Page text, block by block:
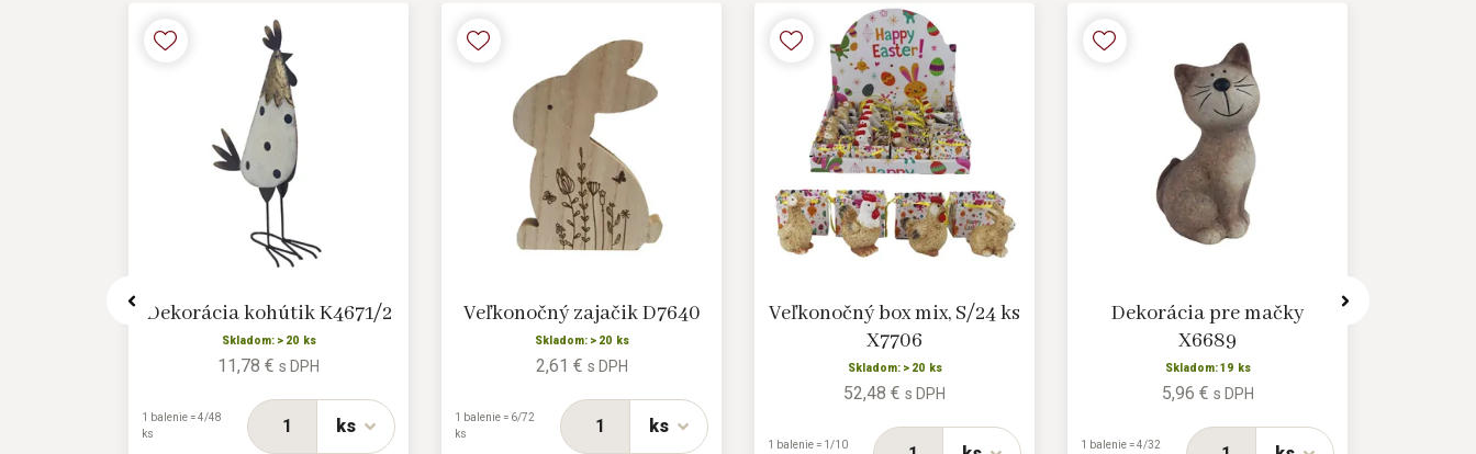
Dekorácia kohútik K4671/2
Skladom: > 20 ks
11,78 € s DPH
ks
1 balenie = 4/48
ks
Veľkonočný zajačik D7640
Skladom: > 20 ks
2,61 € s DPH
ks
1 balenie = 6/72
ks
Veľkonočný box mix, S/24 ks
X7706
Skladom: > 20 ks
52,48 € s DPH
1 balenie = 1/10
Dekorácia pre mačky
X6689
Skladom: 19 ks
5,96 € s DPH
1 balenie = 4/32